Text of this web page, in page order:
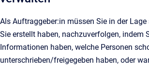
Als Auftraggeber:in müssen Sie in der Lage
Sie erstellt haben, nachzuverfolgen, indem
Informationen haben, welche Personen
unterschrieben/freigegeben haben, oder